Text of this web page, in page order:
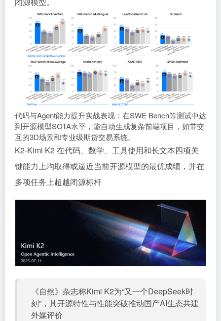
代码与Agent能力提升实战表现：在SWE Bench等测试中达
到开源模型SOTA水平，能自动生成复杂前端项目，如带交
互的3D场景和专业级期货交易系统。
K2-Kimi K2 在代码、数学、工具使用和长文本四项关
键能力上均取得或逼近当前开源模型的最优成绩，并在
多项任务上超越闭源标杆
《自然》杂志称Kimi K2为“又一个DeepSeek时
刻”，其开源特性与性能突破推动国产AI生态共建
外媒评价